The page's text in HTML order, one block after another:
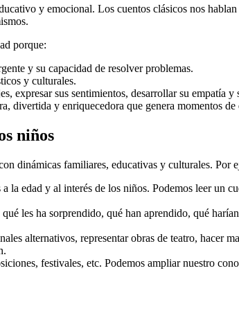
y emocional. Los cuentos clásicos nos
porque:
y su capacidad de resolver problemas.
y culturales.
expresar sus sentimientos, desarrollar su empatía y
divertida y enriquecedora que genera momentos
niños
dinámicas familiares, educativas y culturales. Por
a la edad y al interés de los niños. Podemos leer un
les ha sorprendido, qué han aprendido, qué
alternativos, representar obras de teatro, hacer
festivales, etc. Podemos ampliar nuestro